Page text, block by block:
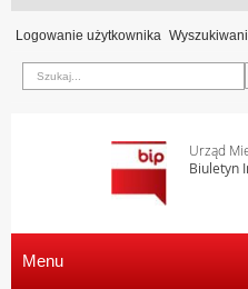
Logowanie użytkownika
Urząd
Biuletyn
Menu